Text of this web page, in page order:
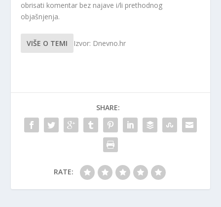
obrisati komentar bez najave i/li prethodnog
objašnjenja.
VIŠE O TEMI Izvor: Dnevno.hr
SHARE:
RATE: